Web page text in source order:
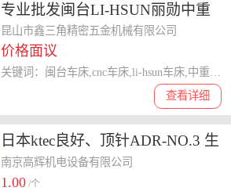
专业批发闽台LI-HSUN丽勋中重
负荷替换式顶针 CNC车床NCS型
良好
昆山市鑫三角精密五金机械有限公司
价格面议
查看详细
关键词：闽台车床,cnc车床,li-hsun车床,中重车床,负荷车床
日本ktec良好、顶针ADR-NO.3 生
产厂家 原装正品
南京高辉机电设备有限公司
1.00 /个